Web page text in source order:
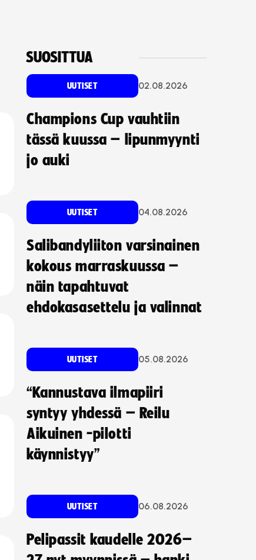
SUOSITTUA
UUTISET 02.08.2026
Champions Cup vauhtiin
tässä kuussa – lipunmyynti
jo auki
UUTISET 04.08.2026
Salibandyliiton varsinainen
kokous marraskuussa –
näin tapahtuvat
ehdokasasettelu ja valinnat
UUTISET 05.08.2026
“Kannustava ilmapiiri
syntyy yhdessä – Reilu
Aikuinen -pilotti
käynnistyy”
UUTISET 06.08.2026
Pelipassit kaudelle 2026–